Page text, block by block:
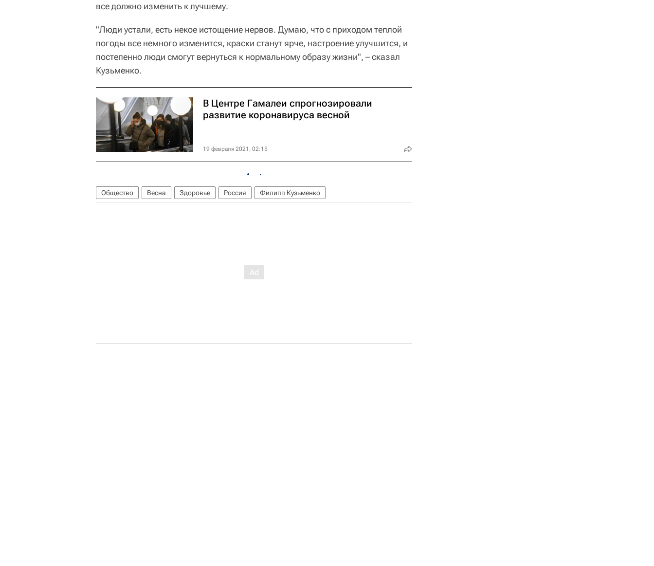
все должно изменить к лучшему.
"Люди устали, есть некое истощение нервов. Думаю, что с приходом теплой
погоды все немного изменится, краски станут ярче, настроение улучшится, и
постепенно люди смогут вернуться к нормальному образу жизни", – сказал
Кузьменко.
В Центре Гамалеи спрогнозировали
развитие коронавируса весной
19 февраля 2021, 02:15
Общество Весна Здоровье Россия Филипп Кузьменко